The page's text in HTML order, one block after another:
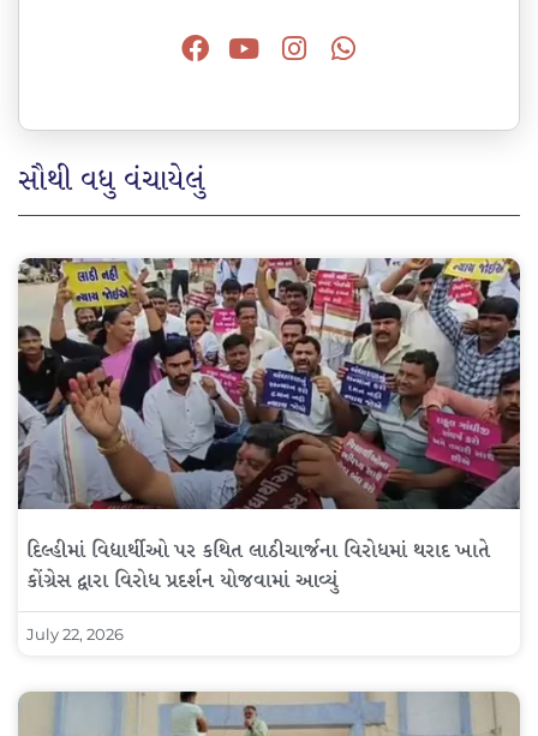
સૌથી વધુ વંચાયેલું
દિલ્હીમાં વિદ્યાર્થીઓ પર કથિત લાઠીચાર્જના વિરોધમાં થરાદ ખાતે
કોંગ્રેસ દ્વારા વિરોધ પ્રદર્શન યોજવામાં આવ્યું
July 22, 2026